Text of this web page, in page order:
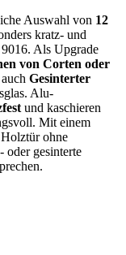
Auswahl von 12
kratz- und
Als Upgrade
von Corten oder
Gesinterter
Alu-
und kaschieren
Mit einem
ohne
oder gesinterte